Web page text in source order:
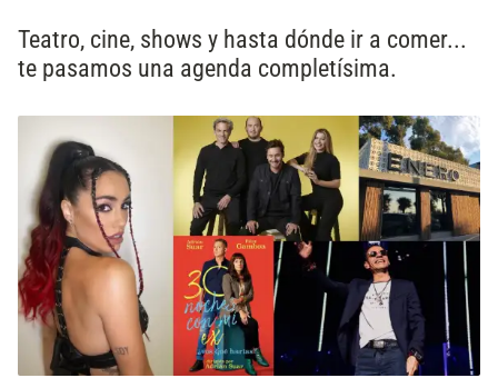
Teatro, cine, shows y hasta dónde ir a comer...
te pasamos una agenda completísima.